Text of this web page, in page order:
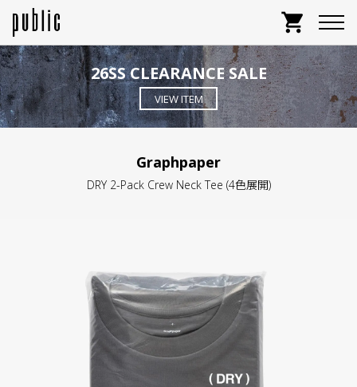
shopping_cart
26SS CLEARANCE SALE
VIEW ITEM
Graphpaper
DRY 2-Pack Crew Neck Tee (4色展開)